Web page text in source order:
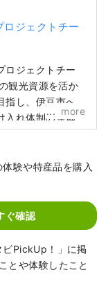
ジェクトチー
ロジェクトチー
観光資源を活か
指し、伊豆市へ
入れ体制の整備
て設置した組織
、様々な観光ス
から電車で約
、伊豆市を彩る
。 撮影者：尾
ょうせつ）を彩
び複製を禁止し
more
験や特産品を購入
ぐ確認
ビPickUp！」に掲
とや体験したこと